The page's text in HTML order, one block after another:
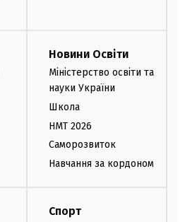
Новини Освіти
Міністерство освіти та
науки України
Школа
НМТ 2026
Саморозвиток
Навчання за кордоном
Спорт